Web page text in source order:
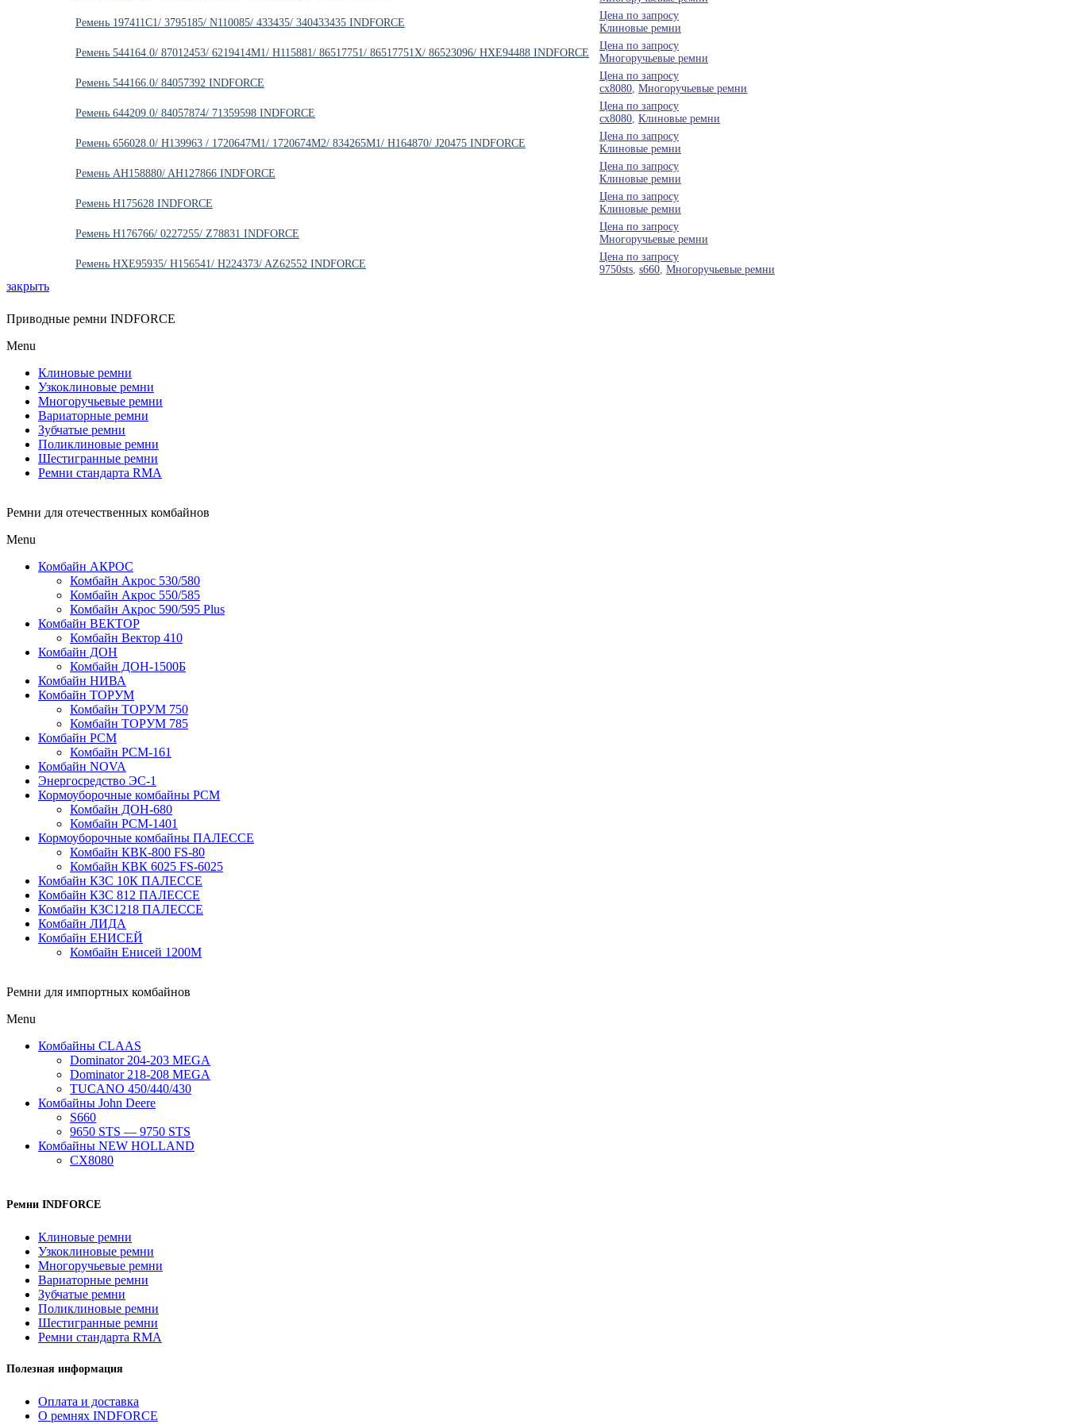
Ремень 197411C1/ 3795185/ N110085/ 433435/ 340433435 INDFORCE
Цена по запросу
Клиновые ремни
Ремень 544164.0/ 87012453/ 6219414M1/ H115881/ 86517751/ 86517751X/ 86523096/ HXE94488 INDFORCE
Цена по запросу
Многоручьевые ремни
Ремень 544166.0/ 84057392 INDFORCE
Цена по запросу
cx8080 Многоручьевые ремни
Ремень 644209.0/ 84057874/ 71359598 INDFORCE
Цена по запросу
cx8080 Клиновые ремни
Ремень 656028.0/ H139963 / 1720647M1/ 1720674M2/ 834265M1/ H164870/ J20475 INDFORCE
Цена по запросу
Клиновые ремни
Ремень AH158880/ AH127866 INDFORCE
Цена по запросу
Клиновые ремни
Ремень H175628 INDFORCE
Цена по запросу
Клиновые ремни
Ремень H176766/ 0227255/ Z78831 INDFORCE
Цена по запросу
Многоручьевые ремни
Ремень HXE95935/ H156541/ H224373/ AZ62552 INDFORCE
Цена по запросу
9750sts s660 Многоручьевые ремни
закрыть
Приводные ремни INDFORCE
Menu
Клиновые ремни
Узкоклиновые ремни
Многоручьевые ремни
Вариаторные ремни
Зубчатые ремни
Поликлиновые ремни
Шестигранные ремни
Ремни стандарта RMA
Ремни для отечественных комбайнов
Menu
Комбайн АКРОС
Комбайн Акрос 530/580
Комбайн Акрос 550/585
Комбайн Акрос 590/595 Plus
Комбайн ВЕКТОР
Комбайн Вектор 410
Комбайн ДОН
Комбайн ДОН-1500Б
Комбайн НИВА
Комбайн ТОРУМ
Комбайн ТОРУМ 750
Комбайн ТОРУМ 785
Комбайн РСМ
Комбайн РСМ-161
Комбайн NOVA
Энергосредство ЭС-1
Кормоуборочные комбайны РСМ
Комбайн ДОН-680
Комбайн РСМ-1401
Кормоуборочные комбайны ПАЛЕССЕ
Комбайн КВК-800 FS-80
Комбайн КВК 6025 FS-6025
Комбайн КЗС 10К ПАЛЕССЕ
Комбайн КЗС 812 ПАЛЕССЕ
Комбайн КЗС1218 ПАЛЕССЕ
Комбайн ЛИДА
Комбайн ЕНИСЕЙ
Комбайн Енисей 1200М
Ремни для импортных комбайнов
Menu
Комбайны CLAAS
Dominator 204-203 MEGA
Dominator 218-208 MEGA
TUCANO 450/440/430
Комбайны John Deere
S660
9650 STS — 9750 STS
Комбайны NEW HOLLAND
CX8080
Ремни INDFORCE
Клиновые ремни
Узкоклиновые ремни
Многоручьевые ремни
Вариаторные ремни
Зубчатые ремни
Поликлиновые ремни
Шестигранные ремни
Ремни стандарта RMA
Полезная информация
Оплата и доставка
О ремнях INDFORCE